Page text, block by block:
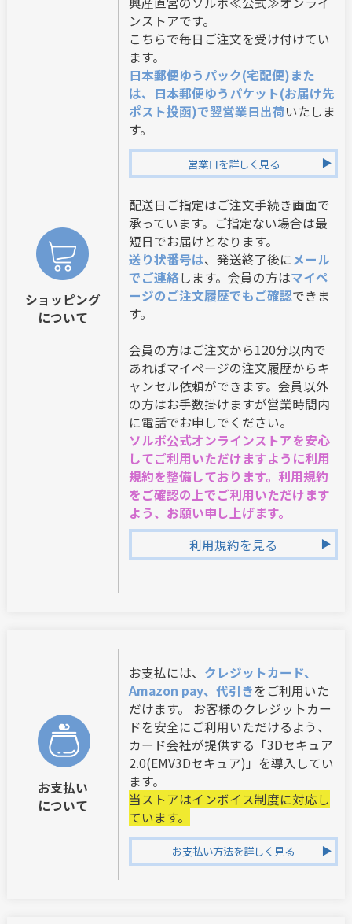
ショッピング
について
ンストアです。
こちらで毎日ご注文を受け付けてい
ます。
日本郵便ゆうパック(宅配便)また
は、日本郵便ゆうパケット(お届け先
ポスト投函)で翌営業日出荷いたしま
す。
営業日を詳しく見る
配送日ご指定はご注文手続き画面で
承っています。ご指定ない場合は最
短日でお届けとなります。
送り状番号は、発送終了後にメール
でご連絡します。会員の方はマイペ
ージのご注文履歴でもご確認できま
す。
会員の方はご注文から120分以内で
あればマイページの注文履歴からキ
ャンセル依頼ができます。会員以外
の方はお手数掛けますが営業時間内
に電話でお申しでください。
ソルボ公式オンラインストアを安心
してご利用いただけますように利用
規約を整備しております。利用規約
をご確認の上でご利用いただけます
よう、お願い申し上げます。
利用規約を見る
お支払い
について
お支払には、 クレジットカード、
Amazon pay、代引きをご利用いた
だけます。 お客様のクレジットカー
ドを安全にご利用いただけるよう、
カード会社が提供する「3Dセキュア
2.0(EMV3Dセキュア)」を導入してい
ます。
当ストアはインボイス制度に対応し
ています。
お支払い方法を詳しく見る